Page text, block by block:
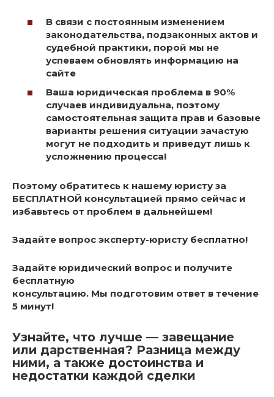
В связи с постоянным изменением
законодательства, подзаконных актов и
судебной практики, порой мы не
успеваем обновлять информацию на
сайте
Ваша юридическая проблема в 90%
случаев индивидуальна, поэтому
самостоятельная защита прав и базовые
варианты решения ситуации зачастую
могут не подходить и приведут лишь к
усложнению процесса!
Поэтому обратитесь к нашему юристу за
БЕСПЛАТНОЙ консультацией прямо сейчас и
избавьтесь от проблем в дальнейшем!
Задайте вопрос эксперту-юристу бесплатно!
Задайте юридический вопрос и получите
бесплатную
консультацию. Мы подготовим ответ в течение
5 минут!
Узнайте, что лучше — завещание
или дарственная? Разница между
ними, а также достоинства и
недостатки каждой сделки